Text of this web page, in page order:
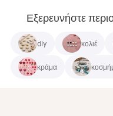
Εξερευνήστε
diy κολιέ
κράμα